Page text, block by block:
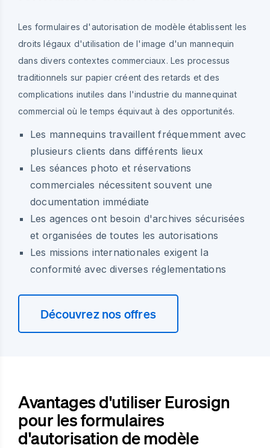
Les formulaires d'autorisation de modèle établissent les
droits légaux d'utilisation de l'image d'un mannequin
dans divers contextes commerciaux. Les processus
traditionnels sur papier créent des retards et des
complications inutiles dans l'industrie du mannequinat
commercial où le temps équivaut à des opportunités.
Les mannequins travaillent fréquemment avec
plusieurs clients dans différents lieux
Les séances photo et réservations
commerciales nécessitent souvent une
documentation immédiate
Les agences ont besoin d'archives sécurisées
et organisées de toutes les autorisations
Les missions internationales exigent la
conformité avec diverses réglementations
Découvrez nos offres
Avantages d'utiliser Eurosign
pour les formulaires
d'autorisation de modèle